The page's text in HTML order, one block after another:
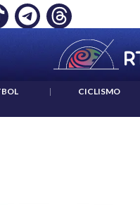
JP MORGAN
| CICLISMO